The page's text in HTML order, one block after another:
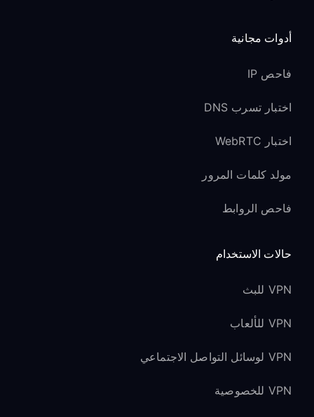
أدوات مجانية
فاحص IP
اختبار تسرب DNS
اختبار WebRTC
مولد كلمات المرور
فاحص الروابط
حالات الاستخدام
VPN للبث
VPN للألعاب
VPN لوسائل التواصل الاجتماعي
VPN للخصوصية